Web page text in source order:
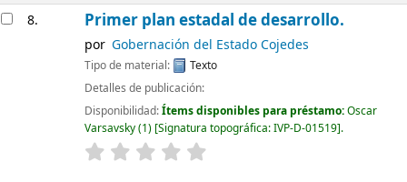
8. Primer plan estadal de desarrollo.
por Gobernación del Estado Cojedes
Tipo de material:
Texto
Detalles de publicación:
Disponibilidad:Ítems disponibles para préstamo:Oscar
Varsavsky(1) Signatura topográfica:IVP-D-01519 .